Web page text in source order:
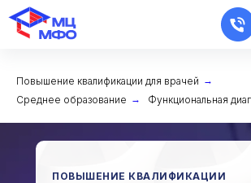
Повышение квалификации для врачей →
Среднее образование → Функциональная
ПОВЫШЕНИЕ КВАЛИФИКАЦИИ